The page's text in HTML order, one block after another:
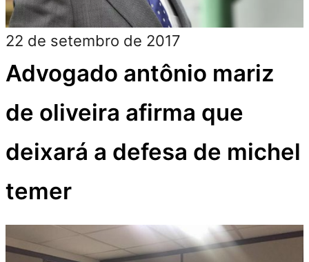
22 de setembro de 2017
Advogado antônio mariz
de oliveira afirma que
deixará a defesa de michel
temer